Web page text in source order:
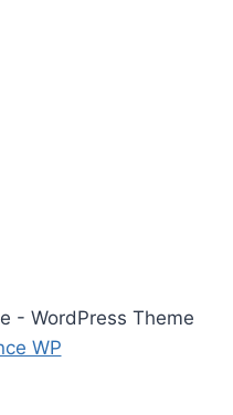
- WordPress Theme
WP